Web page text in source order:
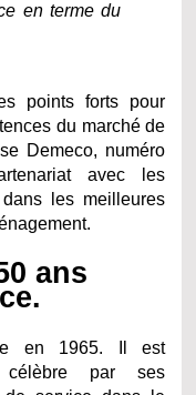
en terme du
points forts pour
du marché de
Demeco, numéro
avec les
les meilleures
ans
en 1965. Il est
par ses